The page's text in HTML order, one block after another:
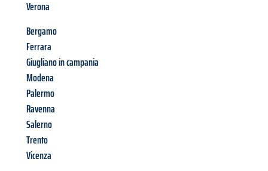
Verona
Bergamo
Ferrara
Giugliano in campania
Modena
Palermo
Ravenna
Salerno
Trento
Vicenza